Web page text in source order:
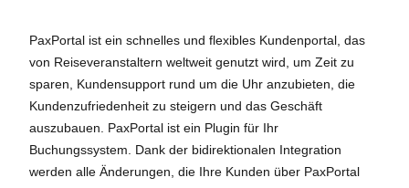
PaxPortal ist ein schnelles und flexibles Kundenportal, das
von Reiseveranstaltern weltweit genutzt wird, um Zeit zu
sparen, Kundensupport rund um die Uhr anzubieten, die
Kundenzufriedenheit zu steigern und das Geschäft
auszubauen. PaxPortal ist ein Plugin für Ihr
Buchungssystem. Dank der bidirektionalen Integration
werden alle Änderungen, die Ihre Kunden über PaxPortal